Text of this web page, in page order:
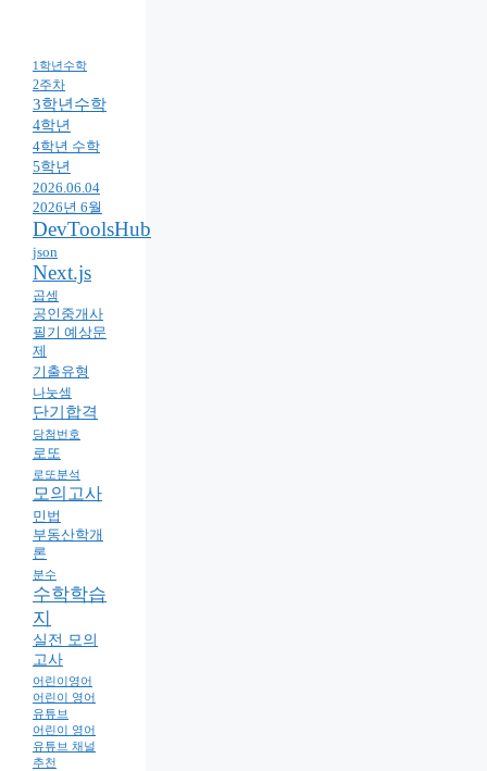
1학년수학
2주차
3학년수학
4학년
4학년 수학
5학년
2026.06.04
2026년 6월
DevToolsHub
json
Next.js
곱셈
공인중개사
필기 예상문
제
기출유형
나눗셈
단기합격
당첨번호
로또
로또분석
모의고사
민법
부동산학개
론
분수
수학학습
지
실전 모의
고사
어린이영어
어린이 영어
유튜브
어린이 영어
유튜브 채널
추천